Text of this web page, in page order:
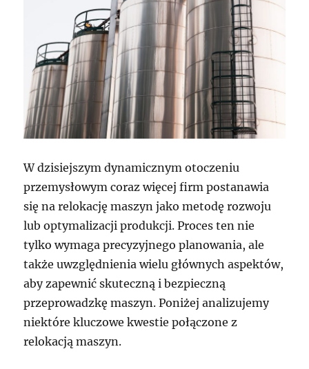
W dzisiejszym dynamicznym otoczeniu
przemysłowym coraz więcej firm postanawia
się na relokację maszyn jako metodę rozwoju
lub optymalizacji produkcji. Proces ten nie
tylko wymaga precyzyjnego planowania, ale
także uwzględnienia wielu głównych aspektów,
aby zapewnić skuteczną i bezpieczną
przeprowadzkę maszyn. Poniżej analizujemy
niektóre kluczowe kwestie połączone z
relokacją maszyn.